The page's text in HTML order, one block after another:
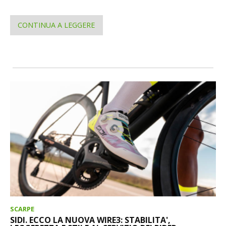
CONTINUA A LEGGERE
SCARPE
SIDI. ECCO LA NUOVA WIRE3: STABILITA',